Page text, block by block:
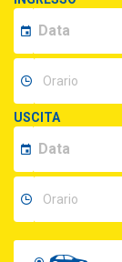
USCITA